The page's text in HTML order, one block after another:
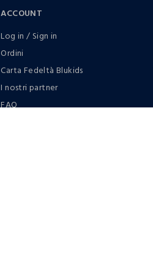
ACCOUNT
Log in / Sign in
Ordini
Carta Fedeltà Blukids
I nostri partner
FAQ